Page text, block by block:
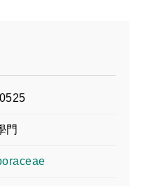
門